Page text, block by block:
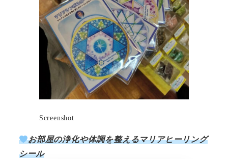
Screenshot
お部屋の浄化や体調を整えるマリアヒーリング
シール